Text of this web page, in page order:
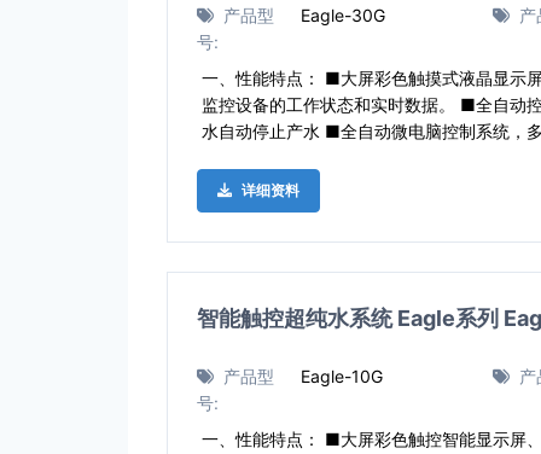
产品型
号:
Eagle-30G 产
一、性能特点： ■大屏彩色触摸式液晶显示
监控设备的工作状态和实时数据。 ■全自动
水自动停止产水 ■全自动微电脑控制系统，
详细资料
智能触控超纯水系统 Eagle系列
产品型
号:
Eagle-10G 产
一、性能特点： ■大屏彩色触控智能显示屏